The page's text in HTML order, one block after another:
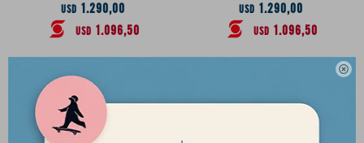

USD 1.290,00
USD 1.096,50
USD 1.290,00
USD 1.096,50